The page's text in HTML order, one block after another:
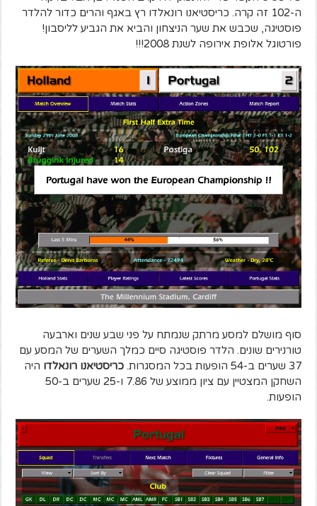
ה-102 זה קרה. כריסטיאנו רונאלדו רץ באגף והרים כדור להלדר
פוסטיגה, שכבש את שער הניצחון והביא את הגביע לליסבון!
פורטוגל אלופת אירופה לשנת 2008!!!
סוף מושלם למסע מרתק שנמתח על פני שבע שנים וארבעה
טורנירים שונים. הלדר פוסטיגה סיים כמלך השערים של המסע עם
37 שערים ב-54 הופעות בכל המסגרות.
כריסטיאנו רונאלדו היה
השחקן המצטיין עם ציון ממוצע של 7.86 ו-25 שערים ב-50
הופעות.